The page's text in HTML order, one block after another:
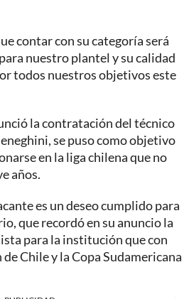
contar con su categoría será
nuestro plantel y su calidad
todos nuestros objetivos este
la contratación del técnico
se puso como objetivo
en la liga chilena que no
años.
es un deseo cumplido para
que recordó en su anuncio la
para la institución que con
Chile y la Copa Sudamericana